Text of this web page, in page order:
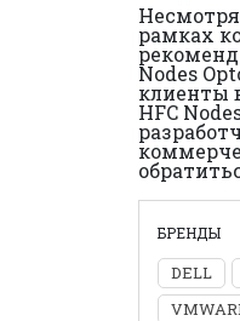
рамках
Nodes
клиенты
HFC
БРЕНДЫ
DELL